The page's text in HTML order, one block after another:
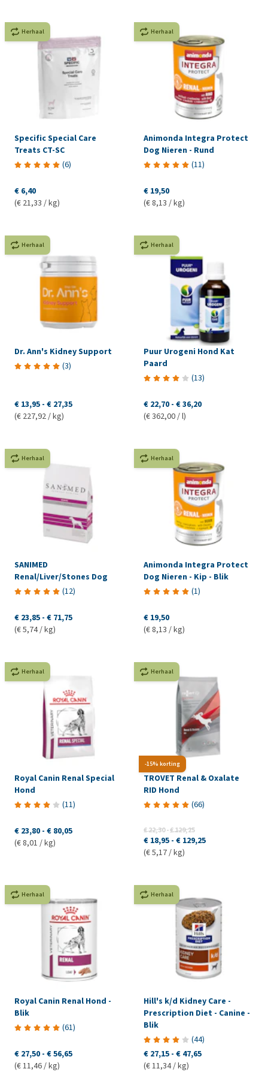
Herhaal
Specific Special Care
Treats CT-SC
(6)
€ 6,40
(€ 21,33 / kg)
Herhaal
Animonda Integra Protect
Dog Nieren - Rund
(11)
€ 19,50
(€ 8,13 / kg)
Herhaal
Dr. Ann's Kidney Support
(3)
€ 13,95 - € 27,35
(€ 227,92 / kg)
Herhaal
Puur Urogeni Hond Kat
Paard
(13)
€ 22,70 - € 36,20
(€ 362,00 / l)
Herhaal
SANIMED
Renal/Liver/Stones Dog
(12)
€ 23,85 - € 71,75
(€ 5,74 / kg)
Herhaal
Animonda Integra Protect
Dog Nieren - Kip - Blik
(1)
€ 19,50
(€ 8,13 / kg)
Herhaal
Royal Canin Renal Special
Hond
(11)
€ 23,80 - € 80,05
(€ 8,01 / kg)
-15% korting
Herhaal
TROVET Renal & Oxalate
RID Hond
(66)
€ 22,30-€ 129,25
€ 18,95 - € 129,25
(€ 5,17 / kg)
Herhaal
Royal Canin Renal Hond -
Blik
(61)
€ 27,50 - € 56,65
(€ 11,46 / kg)
Herhaal
Hill's k/d Kidney Care -
Prescription Diet - Canine -
Blik
(44)
€ 27,15 - € 47,65
(€ 11,34 / kg)